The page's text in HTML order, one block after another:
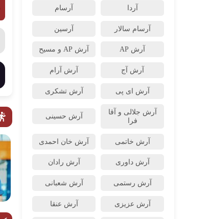
آردا آرسام
آرسام سالار آرسین
آرش AP آرش AP و مسیح
آرش آج آرش آرام
آرش ای پی آرش تشکری
آرش جلالی و آقا
فرا
آرش حسینی
آرش خاتمی آرش خان احمدی
آرش داوری آرش رادان
آرش رستمى آرش شعبانی
آرش عزیزی آرش عنقا